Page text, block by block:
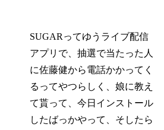
SUGARってゆうライブ配信
アプリで、抽選で当たった人
に佐藤健から電話かかってく
るってやつらしく、娘に教え
て貰って、今日インストール
したばっかやって、そしたら